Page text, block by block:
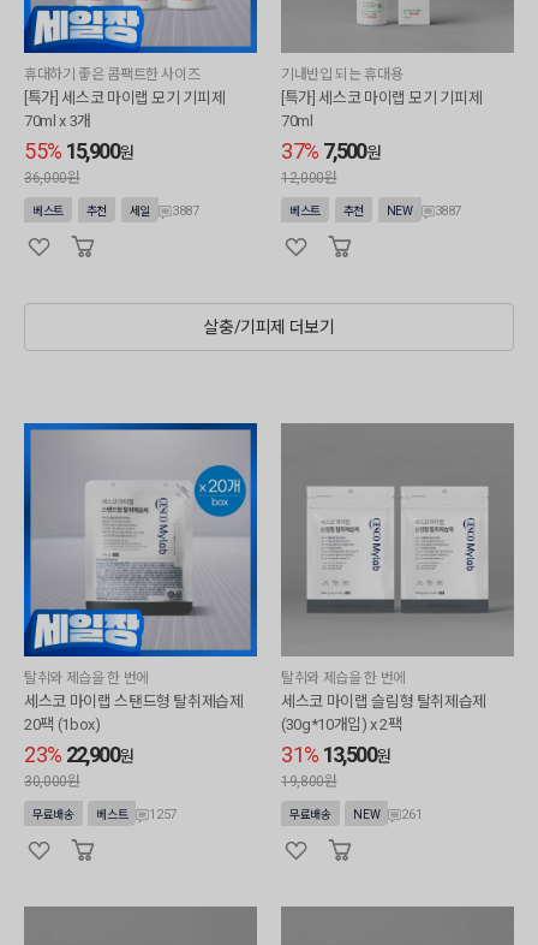
휴대하기 좋은 콤팩트한 사이즈
[특가] 세스코 마이랩 모기 기피제
70ml x 3개
55% 15,900원
36,000원
베스트 추천 세일 3887
기내반입 되는 휴대용
[특가] 세스코 마이랩 모기 기피제
70ml
37% 7,500원
12,000원
베스트 추천 NEW 3887
살충/기피제 더보기
탈취와 제습을 한 번에
세스코 마이랩 스탠드형 탈취제습제
20팩 (1box)
23% 22,900원
30,000원
무료배송 베스트 1257
탈취와 제습을 한 번에
세스코 마이랩 슬림형 탈취제습제
(30g*10개입) x 2팩
31% 13,500원
19,800원
무료배송 NEW 261